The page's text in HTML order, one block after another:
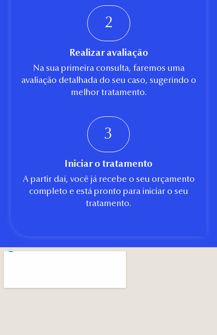
2
Realizar avaliação
Na sua primeira consulta, faremos uma
avaliação detalhada do seu caso, sugerindo o
melhor tratamento.
3
Iniciar o tratamento
A partir daí, você já recebe o seu orçamento
completo e está pronto para iniciar o seu
tratamento.